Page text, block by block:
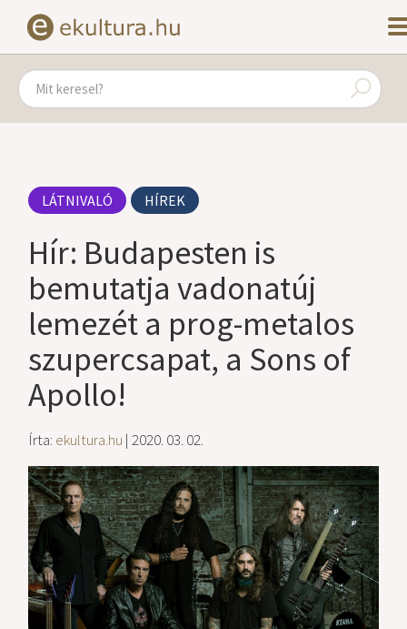
LÁTNIVALÓ HÍREK
Hír: Budapesten is
bemutatja vadonatúj
lemezét a prog-metalos
szupercsapat, a Sons of
Apollo!
Írta: ekultura.hu | 2020. 03. 02.